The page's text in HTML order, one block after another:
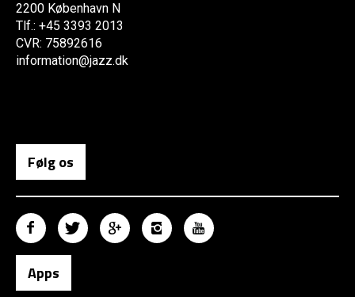
2200 København N
Tlf.: +45 3393 2013
CVR: 75892616
information@jazz.dk
Følg os
Apps